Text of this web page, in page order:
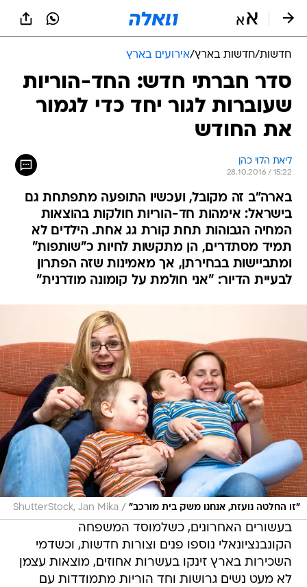
חדשות/חדשות בארץ/אירועים בארץ
סדר חברתי חדש: החד-הוריות
שעוברות לגור יחד כדי לגמור
את החודש
ליאת הלוי כהן
28.10.2016 / 15:22
בארה"ב זה מקובל, ועכשיו התופעה מתפתחת גם
בישראל: אימהות חד-הוריות חולקות בהוצאות
המחיה הגבוהות תחת קורת גג אחת. הילדים לא
תמיד מסתדרים, הן מתקשות לחיות כ"שותפות"
ומתביישות בבחירתן, אך מאמינות שזה הפתרון
לבעיית הדיור: "אני חולמת על קומונה מודרנית"
"זו החלטה נועזת, אנחנו משק בית מורכב" /
ShutterStock, Jan Mika
בעשורים האחרונים, כשלמוסד המשפחה
הקונבנציונאלי נוספו פנים וצורות חדשות, וכשדמי
השכירות בארץ זינקו בעשרות אחוזים, מוצאות עצמן
לא מעט נשים גרושות וחד הוריות מתמודדות עם